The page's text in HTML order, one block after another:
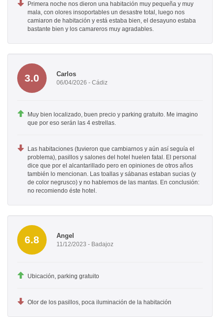
Primera noche nos dieron una habitación muy pequeña y muy
mala, con olores insoportables un desastre total, luego nos
camiaron de habitación y está estaba bien, el desayuno estaba
bastante bien y los camareros muy agradables.
3.0 Carlos
06/04/2026 - Cádiz
Muy bien localizado, buen precio y parking gratuito. Me imagino
que por eso serán las 4 estrellas.
Las habitaciones (tuvieron que cambiarnos y aún así seguía el
problema), pasillos y salones del hotel huelen fatal. El personal
dice que por el alcantarillado pero en opiniones de otros años
también lo mencionan. Las toallas y sábanas estaban sucias (y
de color negrusco) y no hablemos de las mantas. En conclusión:
no recomiendo éste hotel.
6.8 Angel
11/12/2023 - Badajoz
Ubicación, parking gratuito
Olor de los pasillos, poca iluminación de la habitación